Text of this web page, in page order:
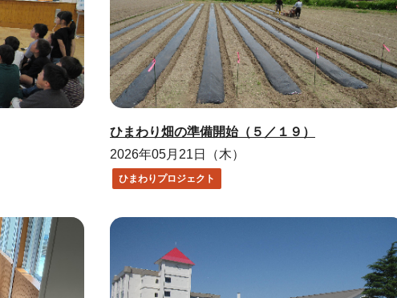
ひまわり畑の準備開始（５／１９）
2026年05月21日（木）
ひまわりプロジェクト